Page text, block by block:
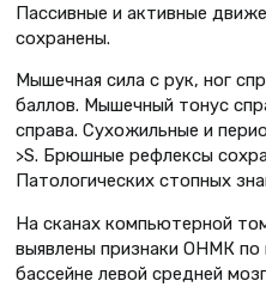
Пассивные и активные
сохранены.
Мышечная сила с рук, ног
баллов. Мышечный тонус
справа. Сухожильные и
>S. Брюшные рефлексы
Патологических стопных
На сканах компьютерной
выявлены признаки ОНМК по
бассейне левой средней